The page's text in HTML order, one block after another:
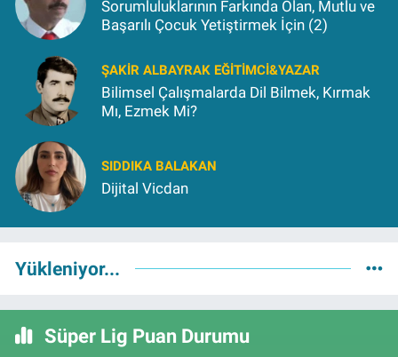
Sorumluluklarının Farkında Olan, Mutlu ve
Başarılı Çocuk Yetiştirmek İçin (2)
ŞAKIR ALBAYRAK EĞITIMCI&YAZAR
Bilimsel Çalışmalarda Dil Bilmek, Kırmak
Mı, Ezmek Mi?
SIDDIKA BALAKAN
Dijital Vicdan
Yükleniyor...
Süper Lig Puan Durumu